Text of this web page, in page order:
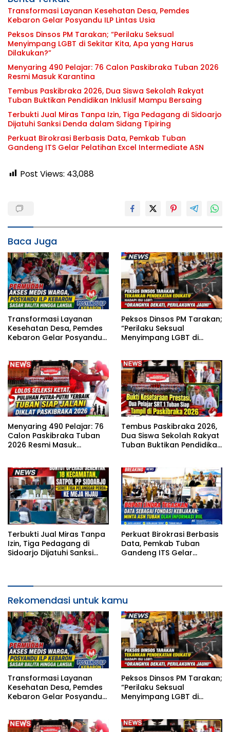
Transformasi Layanan Kesehatan Desa, Pemdes
Kebaron Gelar Posyandu ILP Lintas Usia
Peksos Dinsos PM Tarakan; “Perilaku Seksual
Menyimpang LGBT di Sekitar Kita, Apa yang Harus
Dilakukan?”
Menyaring 490 Pelajar: 76 Calon Paskibraka Tuban 2026
Resmi Masuk Karantina
Tembus Paskibraka 2026, Dua Siswa Sekolah Rakyat
Tuban Buktikan Pendidikan Inklusif Mampu Bersaing
Terbukti Jual Miras Tanpa Izin, Tiga Pedagang di Sidoarjo
Dijatuhi Sanksi Denda dalam Sidang Tipiring
Perkuat Birokrasi Berbasis Data, Pemkab Tuban
Gandeng ITS Gelar Pelatihan Excel Intermediate ASN
Post Views: 43,088
Baca Juga
Transformasi Layanan
Kesehatan Desa, Pemdes
Kebaron Gelar Posyandu
Peksos Dinsos PM Tarakan;
“Perilaku Seksual
Menyimpang LGBT di
Menyaring 490 Pelajar: 76
Calon Paskibraka Tuban
2026 Resmi Masuk
Tembus Paskibraka 2026,
Dua Siswa Sekolah Rakyat
Tuban Buktikan Pendidikan
Terbukti Jual Miras Tanpa
Izin, Tiga Pedagang di
Sidoarjo Dijatuhi Sanksi
Perkuat Birokrasi Berbasis
Data, Pemkab Tuban
Gandeng ITS Gelar
Rekomendasi untuk kamu
Transformasi Layanan
Kesehatan Desa, Pemdes
Kebaron Gelar Posyandu
Peksos Dinsos PM Tarakan;
“Perilaku Seksual
Menyimpang LGBT di